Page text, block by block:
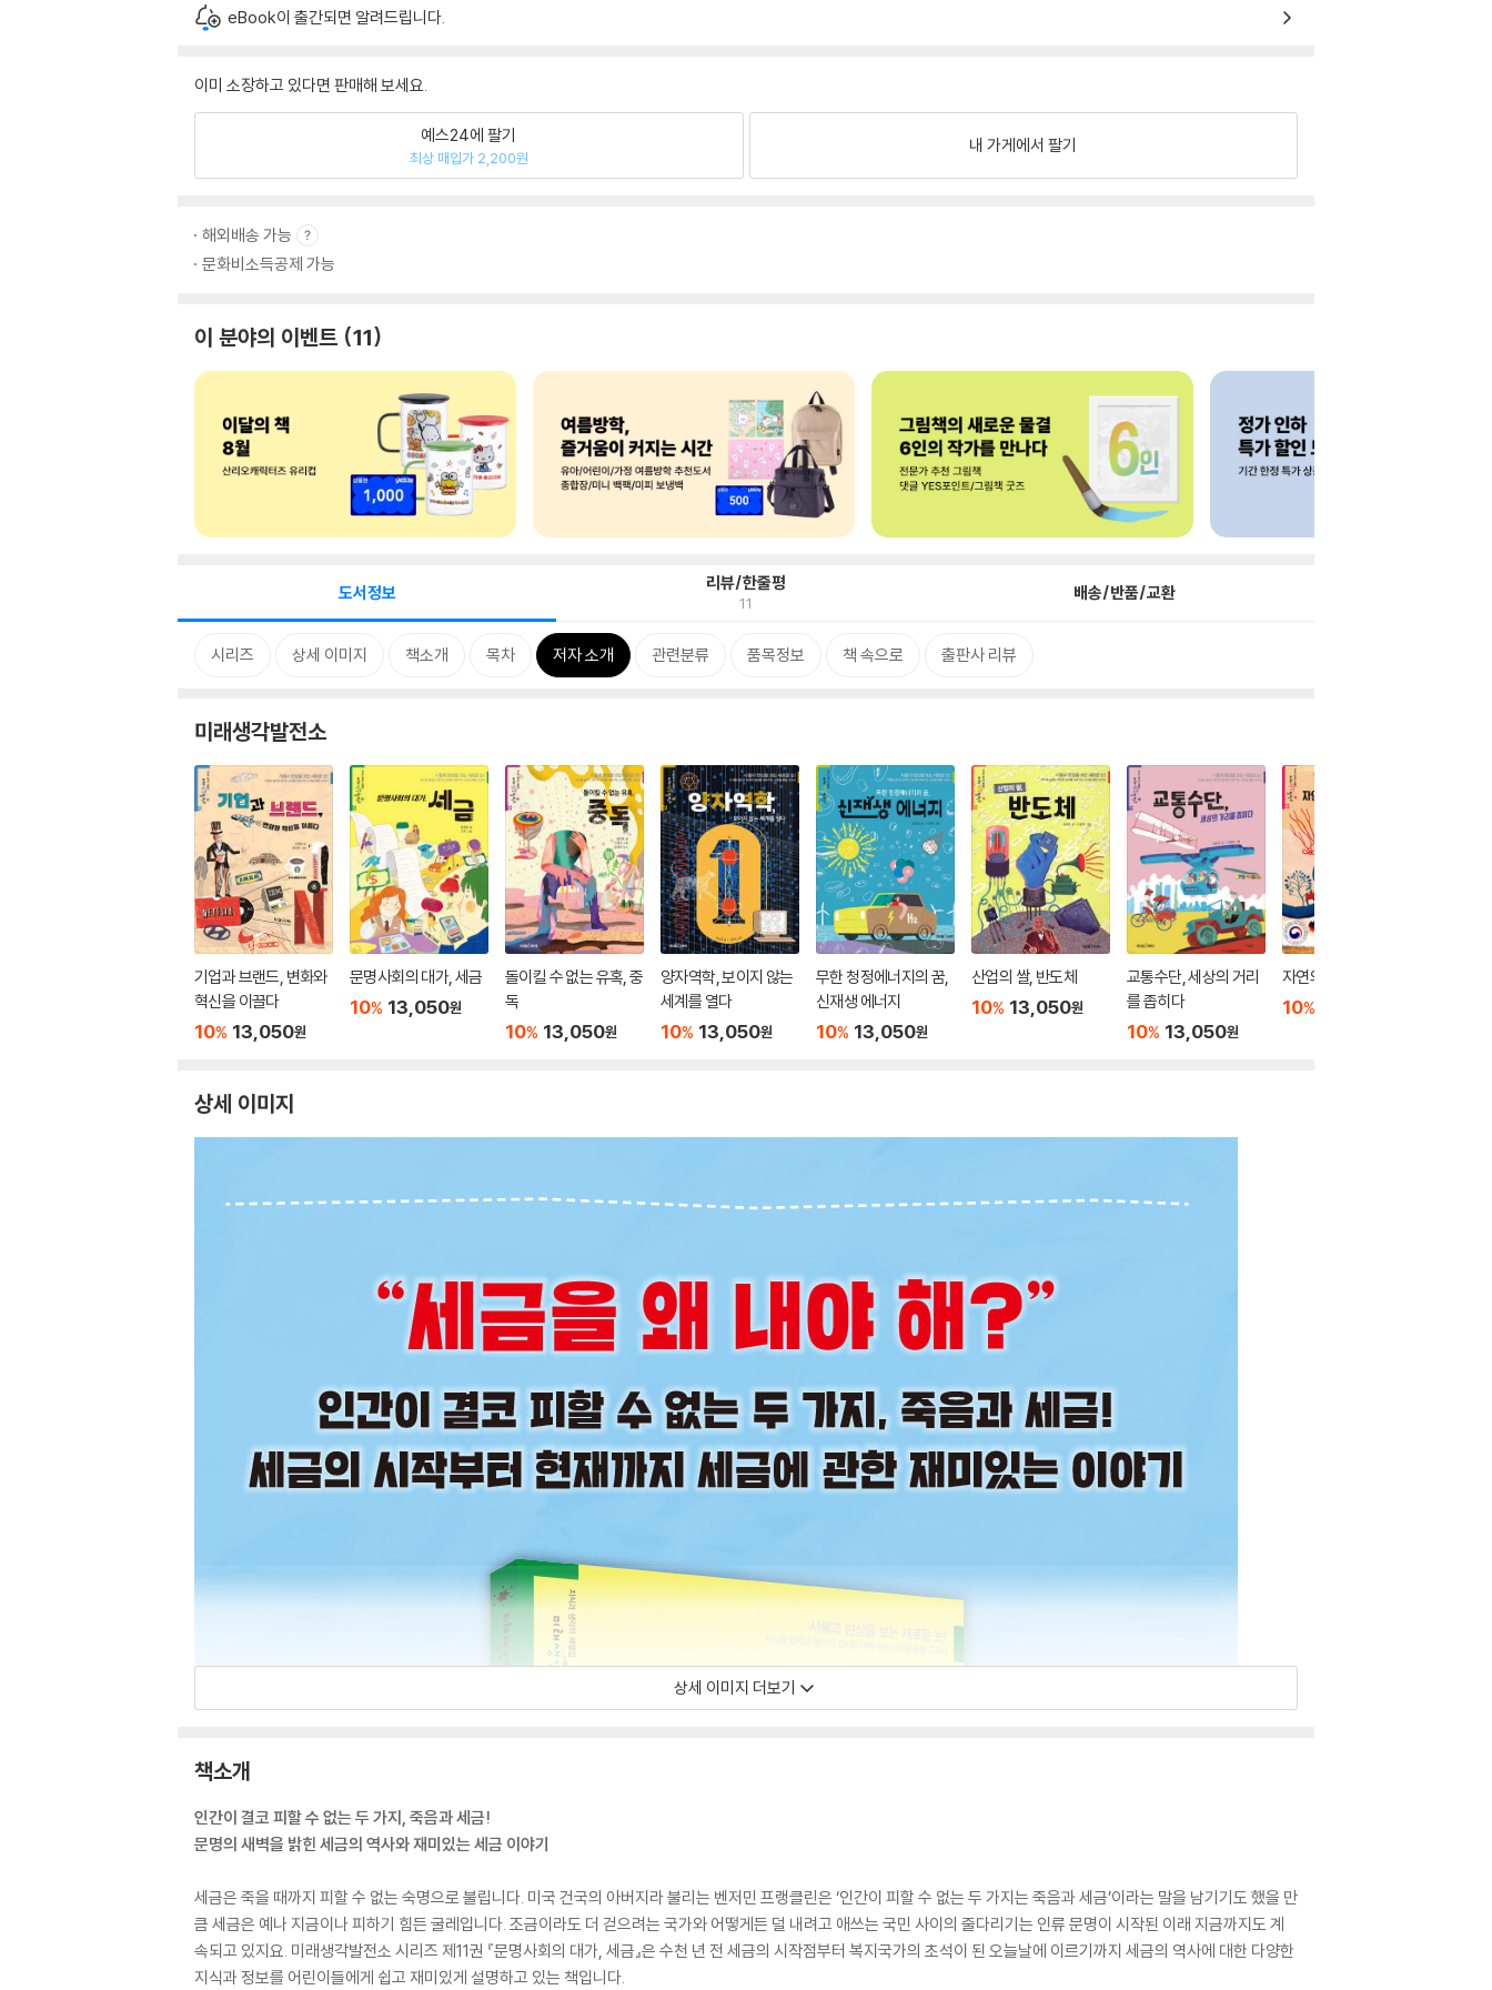
eBook이 출간되면 알려드립니다.
이미 소장하고 있다면 판매해 보세요.
예스24에 팔기
최상 매입가 2,200원
내 가게에서 팔기
해외배송 가능
문화비소득공제 가능
이 분야의 이벤트 11
도서정보 리뷰/한줄평
11 배송/반품/교환
시리즈 상세 이미지 책소개 목차 저자 소개 관련분류 품목정보 책 속으로 출판사 리뷰
미래생각발전소
기업과 브랜드, 변화와
혁신을 이끌다
10% 13,050원
문명사회의 대가, 세금
10% 13,050원
돌이킬 수 없는 유혹, 중
독
10% 13,050원
양자역학, 보이지 않는
세계를 열다
10% 13,050원
무한 청정에너지의 꿈,
신재생 에너지
10% 13,050원
산업의 쌀, 반도체
10% 13,050원
교통수단, 세상의 거리
를 좁히다
10% 13,050원
자연의 역습, 감염병
10%
상세 이미지
상세 이미지 더보기
책소개
인간이 결코 피할 수 없는 두 가지, 죽음과 세금!
문명의 새벽을 밝힌 세금의 역사와 재미있는 세금 이야기
세금은 죽을 때까지 피할 수 없는 숙명으로 불립니다. 미국 건국의 아버지라 불리는 벤저민 프랭클린은 ‘인간이 피할 수 없는 두 가지는 죽음과 세금’이라는 말을 남기기도 했을 만
큼 세금은 예나 지금이나 피하기 힘든 굴레입니다. 조금이라도 더 걷으려는 국가와 어떻게든 덜 내려고 애쓰는 국민 사이의 줄다리기는 인류 문명이 시작된 이래 지금까지도 계
속되고 있지요. 미래생각발전소 시리즈 제11권 『문명사회의 대가, 세금』은 수천 년 전 세금의 시작점부터 복지국가의 초석이 된 오늘날에 이르기까지 세금의 역사에 대한 다양한
지식과 정보를 어린이들에게 쉽고 재미있게 설명하고 있는 책입니다.